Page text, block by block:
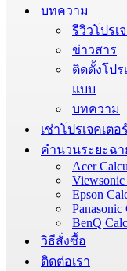
บทความ
รีวิวโปรเ
ข่าวสาร
ติดตั้งโปร
แบบ
บทความ
เช่าโปรเจคเตอร์
คำนวนระยะฉา
Acer
Epson
Panasonic
BenQ
วิธีสั่งซื้อ
ติดต่อเรา